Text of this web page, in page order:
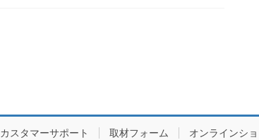
カスタマーサポート 取材フォーム オンラインシ